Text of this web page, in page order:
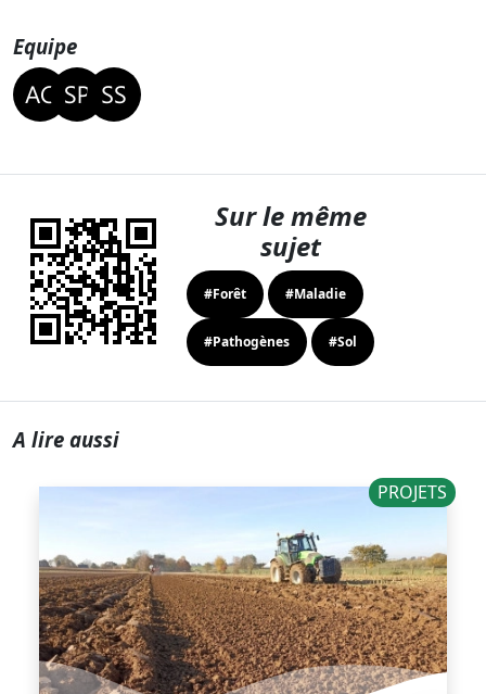
Equipe
Sur le même
sujet
#Forêt #Maladie
#Pathogènes #Sol
A lire aussi
PROJETS